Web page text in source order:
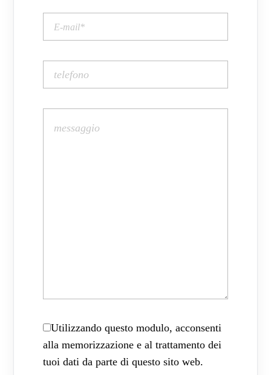
Utilizzando questo modulo, acconsenti
alla memorizzazione e al trattamento dei
tuoi dati da parte di questo sito web.